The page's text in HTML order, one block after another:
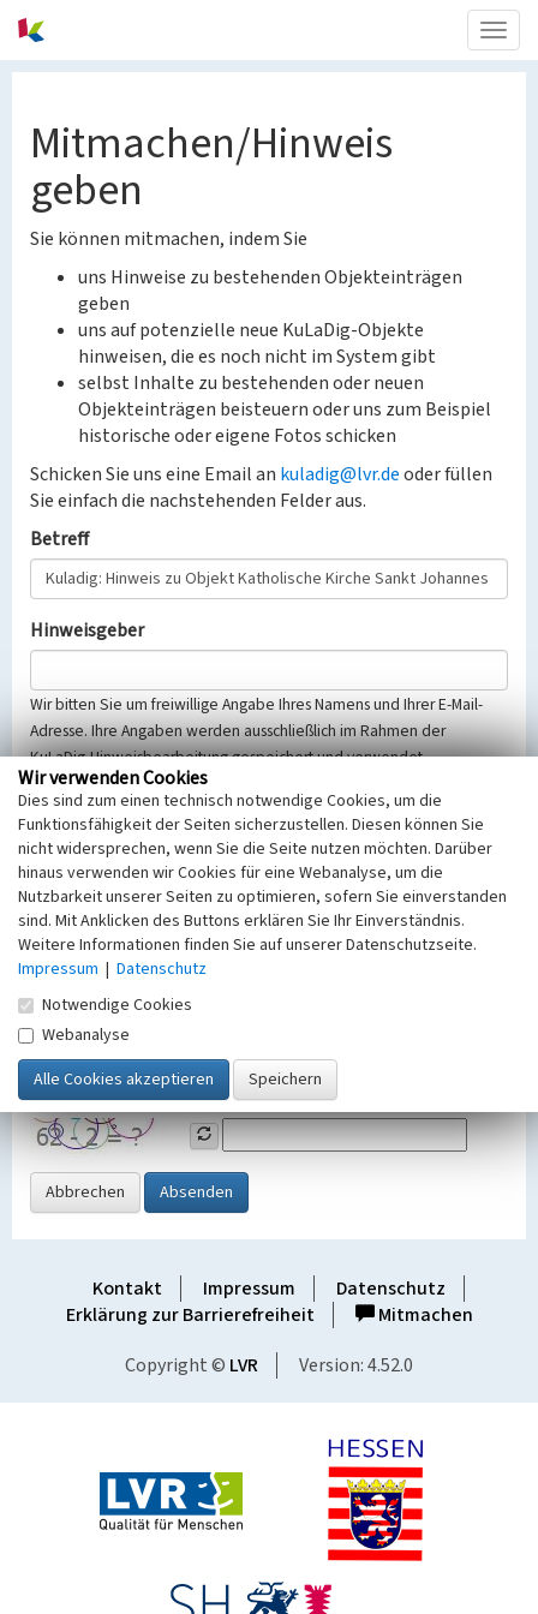
Mitmachen/Hinweis
geben
Sie können mitmachen, indem Sie
uns Hinweise zu bestehenden Objekteinträgen
geben
uns auf potenzielle neue KuLaDig-Objekte
hinweisen, die es noch nicht im System gibt
selbst Inhalte zu bestehenden oder neuen
Objekteinträgen beisteuern oder uns zum Beispiel
historische oder eigene Fotos schicken
Schicken Sie uns eine Email an kuladig@lvr.deoder füllen
Sie einfach die nachstehenden Felder aus.
Betreff
Hinweisgeber
Wir bitten Sie um freiwillige Angabe Ihres Namens und Ihrer E-Mail-
Adresse. Ihre Angaben werden ausschließlich im Rahmen der
KuLaDig-Hinweisbearbeitung gespeichert und verwendet.
Selbstverständlich werden diese entsprechend der Vorschriften des
Telemediengesetzes, des Datenschutzgesetzes NRW und der seit
dem 25.05.2018 gültigen Europäischen Datenschutzgrundverordnung
(EU-DSGVO) vertraulich behandelt, beachten Sie bitte unsere
Hinweise zumDatenschutz
Nachricht
SicherheitsabfrageTragen Sie unten das Rechenergebnis aus der
Grafik ein
Abbrechen Absenden
Kontakt Impressum
Datenschutz
Erklärung zur Barrierefreiheit
Mitmachen
Copyright © LVR Version: 4.52.0
Wir verwenden Cookies
Dies sind zum einen technisch notwendige Cookies, um die
Funktionsfähigkeit der Seiten sicherzustellen. Diesen können Sie
nicht widersprechen, wenn Sie die Seite nutzen möchten. Darüber
hinaus verwenden wir Cookies für eine Webanalyse, um die
Nutzbarkeit unserer Seiten zu optimieren, sofern Sie einverstanden
sind. Mit Anklicken des Buttons erklären Sie Ihr Einverständnis.
Weitere Informationen finden Sie auf unserer Datenschutzseite.
Impressum | Datenschutz
Notwendige Cookies
Webanalyse